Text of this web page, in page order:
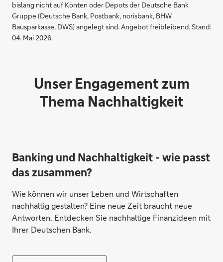
bislang nicht auf Konten oder Depots der Deutsche Bank
Gruppe (Deutsche Bank, Postbank, norisbank, BHW
Bausparkasse, DWS) angelegt sind. Angebot freibleibend. Stand:
04. Mai 2026.
Unser Engagement zum
Thema Nachhaltigkeit
Banking und Nachhaltigkeit - wie passt
das zusammen?
Wie können wir unser Leben und Wirtschaften
nachhaltig gestalten? Eine neue Zeit braucht neue
Antworten. Entdecken Sie nachhaltige Finanzideen mit
Ihrer Deutschen Bank.